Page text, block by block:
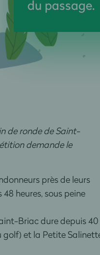
du passage.
de ronde de Saint-
demande le
près de leurs
heures, sous peine
Briac dure depuis
et la Petite